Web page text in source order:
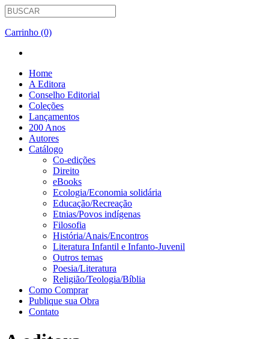
Carrinho (0)
Home
A Editora
Conselho Editorial
Coleções
Lançamentos
200 Anos
Autores
Catálogo
Co-edições
Direito
eBooks
Ecologia/Economia solidária
Educação/Recreação
Etnias/Povos indígenas
Filosofia
História/Anais/Encontros
Literatura Infantil e Infanto-Juvenil
Outros temas
Poesia/Literatura
Religião/Teologia/Bíblia
Como Comprar
Publique sua Obra
Contato